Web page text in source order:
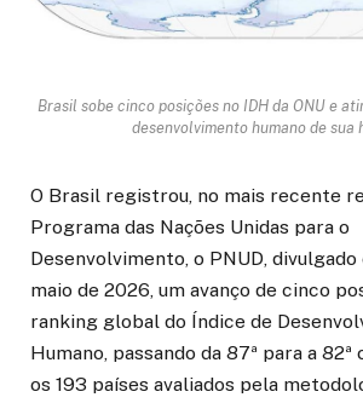
Brasil sobe cinco posições no IDH da ONU e
desenvolvimento humano de sua
O Brasil registrou, no mais recente
Programa das Nações Unidas para o
Desenvolvimento, o PNUD,
maio de 2026, um avanço de cinco
ranking global do Índice de
Humano, passando da 87ª para a
os 193 países avaliados pela